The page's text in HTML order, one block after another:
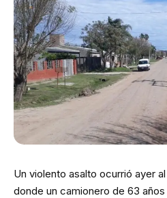
Un violento asalto ocurrió ayer
donde un camionero de 63